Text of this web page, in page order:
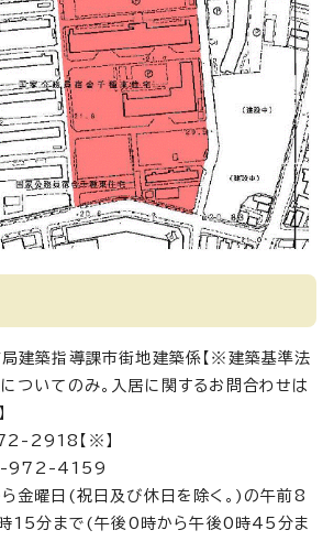
局建築指導課市街地建築係【※建築基準法
ついてのみ。入居に関するお問合わせは
2918【※】
972-4159
ら金曜日(祝日及び休日を除く。)の午前8
15分まで(午後0時から午後0時45分ま